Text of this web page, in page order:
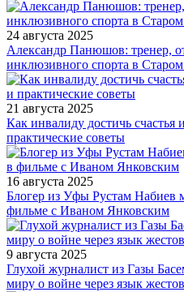
24 августа 2025
Александр Панюшов: тренер,
инклюзивного спорта в
21 августа 2025
Как инвалиду достичь счастья
практические советы
16 августа 2025
Блогер из Уфы Рустам Набиев
фильме с Иваном Янковским
9 августа 2025
Глухой журналист из Газы
миру о войне через язык жестов